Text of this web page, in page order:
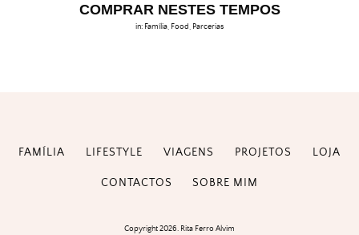
COMPRAR NESTES TEMPOS
in: Família Food Parcerias
FAMÍLIA LIFESTYLE VIAGENS PROJETOS LOJA
CONTACTOS SOBRE MIM
Copyright 2026. Rita Ferro Alvim